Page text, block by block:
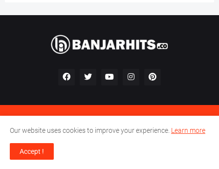
Pedoman Media Siber
Our website uses cookies to improve your experience. Learn more
Accept !